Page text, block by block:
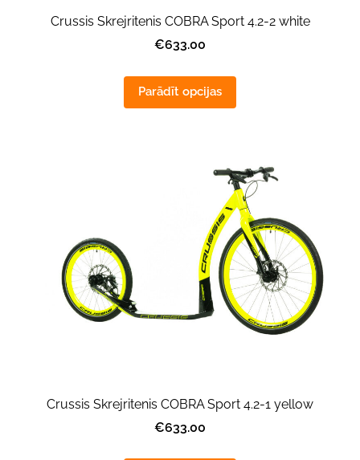
Crussis Skrejritenis COBRA Sport 4.2-2 white
€633.00
Parādīt opcijas
Crussis Skrejritenis COBRA Sport 4.2-1 yellow
€633.00